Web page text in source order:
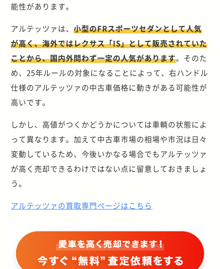
能性があります。
アルテッツァは、小型のFRスポーツセダンとして人気
が高く、海外ではレクサス「IS」として販売されていた
ことから、国内外問わず一定の人気があります。そのた
め、25年ルールの対象になることによって、右ハンドル
仕様のアルテッツァの中古車価格に動きがある可能性が
高いです。
しかし、高値がつくかどうかについては車輌の状態によ
って異なります。加えて中古車市場の相場や市況は日々
変動しているため、今後いかなる場合でもアルテッツァ
が高く売却できるわけではない点に留意しておきましょ
う。
アルテッツァの買取専門ページはこちら